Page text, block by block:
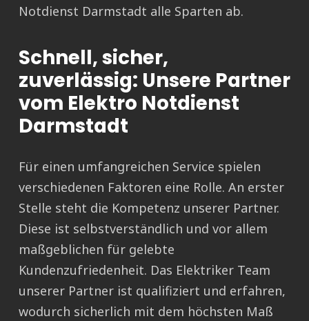
Notdienst Darmstadt alle Sparten ab.
Schnell, sicher,
zuverlässig: Unsere Partner
vom Elektro Notdienst
Darmstadt
Für einen umfangreichen Service spielen
verschiedenen Faktoren eine Rolle. An erster
Stelle steht die Kompetenz unserer Partner.
Diese ist selbstverständlich und vor allem
maßgeblichen für gelebte
Kundenzufriedenheit. Das Elektriker Team
unserer Partner ist qualifiziert und erfahren,
wodurch sicherlich mit dem höchsten Maß